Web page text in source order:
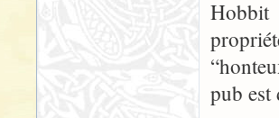
Hobbit
pub est